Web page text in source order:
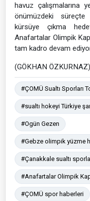
havuz çalışmalarına
önümüzdeki
kürsüye çıkma
Anafartalar Olimpik
tam kadro devam
(GÖKHAN ÖZKURNAZ)
#ÇOMÜ Sualtı Sporları
#sualtı hokeyi Türkiye
#Ogün Gezen
#Gebze olimpik yüzme
#Çanakkale sualtı
#Anafartalar Olimpik
#ÇOMÜ spor haberleri